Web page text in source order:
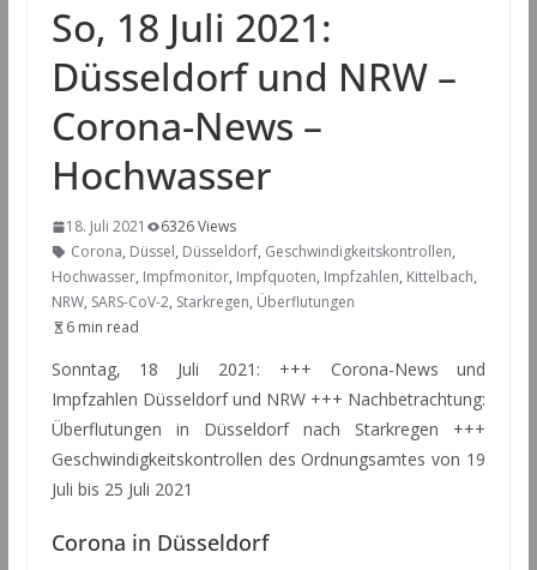
So, 18 Juli 2021:
Düsseldorf und NRW –
Corona-News –
Hochwasser
18. Juli 2021
6326 Views
Corona, Düssel, Düsseldorf, Geschwindigkeitskontrollen,
Hochwasser, Impfmonitor, Impfquoten, Impfzahlen, Kittelbach,
NRW, SARS-CoV-2, Starkregen, Überflutungen
6 min read
Sonntag, 18 Juli 2021: +++ Corona-News und
Impfzahlen Düsseldorf und NRW +++ Nachbetrachtung:
Überflutungen in Düsseldorf nach Starkregen +++
Geschwindigkeitskontrollen des Ordnungsamtes von 19
Juli bis 25 Juli 2021
Corona in Düsseldorf